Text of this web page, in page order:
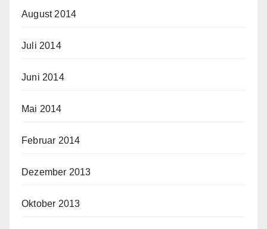
August 2014
Juli 2014
Juni 2014
Mai 2014
Februar 2014
Dezember 2013
Oktober 2013